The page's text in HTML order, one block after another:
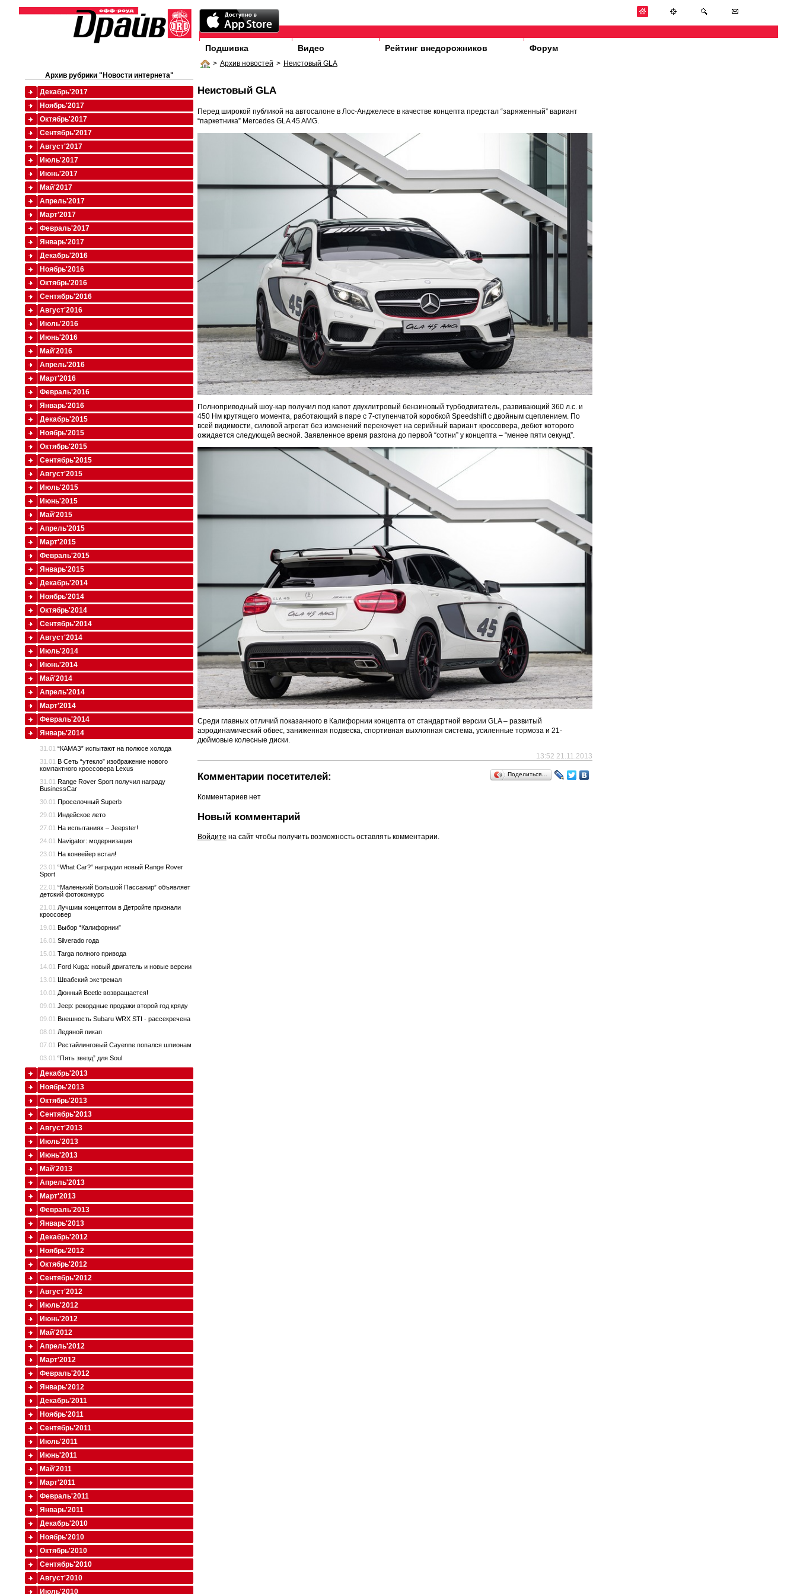
Подшивка Видео Рейтинг внедорожников Форум
> Архив новостей > Неистовый GLA
Неистовый GLA
Перед широкой публикой на автосалоне в Лос-Анджелесе в качестве концепта предстал “заряженный” вариант
“паркетника” Mercedes GLA 45 AMG.
Полноприводный шоу-кар получил под капот двухлитровый бензиновый турбодвигатель, развивающий 360 л.с. и
450 Нм крутящего момента, работающий в паре с 7-ступенчатой коробкой Speedshift с двойным сцеплением. По
всей видимости, силовой агрегат без изменений перекочует на серийный вариант кроссовера, дебют которого
ожидается следующей весной. Заявленное время разгона до первой “сотни” у концепта – “менее пяти секунд”.
Среди главных отличий показанного в Калифорнии концепта от стандартной версии GLA – развитый
аэродинамический обвес, заниженная подвеска, спортивная выхлопная система, усиленные тормоза и 21-
дюймовые колесные диски.
13:52 21.11.2013
Поделиться…
Комментарии посетителей:
Комментариев нет
Новый комментарий
Войдите на сайт чтобы получить возможность оставлять комментарии.
Архив рубрики "Новости интернета"
Декабрь'2017
Ноябрь'2017
Октябрь'2017
Сентябрь'2017
Август'2017
Июль'2017
Июнь'2017
Май'2017
Апрель'2017
Март'2017
Февраль'2017
Январь'2017
Декабрь'2016
Ноябрь'2016
Октябрь'2016
Сентябрь'2016
Август'2016
Июль'2016
Июнь'2016
Май'2016
Апрель'2016
Март'2016
Февраль'2016
Январь'2016
Декабрь'2015
Ноябрь'2015
Октябрь'2015
Сентябрь'2015
Август'2015
Июль'2015
Июнь'2015
Май'2015
Апрель'2015
Март'2015
Февраль'2015
Январь'2015
Декабрь'2014
Ноябрь'2014
Октябрь'2014
Сентябрь'2014
Август'2014
Июль'2014
Июнь'2014
Май'2014
Апрель'2014
Март'2014
Февраль'2014
Январь'2014
31.01 “КАМАЗ” испытают на полюсе холода
31.01 В Сеть “утекло” изображение нового
компактного кроссовера Lexus
31.01 Range Rover Sport получил награду
BusinessCar
30.01 Проселочный Superb
29.01 Индейское лето
27.01 На испытаниях – Jeepster!
24.01 Navigator: модернизация
23.01 На конвейер встал!
23.01 “What Car?” наградил новый Range Rover
Sport
22.01 “Маленький Большой Пассажир” объявляет
детский фотоконкурс
21.01 Лучшим концептом в Детройте признали
кроссовер
19.01 Выбор “Калифорнии”
16.01 Silverado года
15.01 Targa полного привода
14.01 Ford Kuga: новый двигатель и новые версии
13.01 Швабский экстремал
10.01 Дюнный Beetle возвращается!
09.01 Jeep: рекордные продажи второй год кряду
09.01 Внешность Subaru WRX STI - рассекречена
08.01 Ледяной пикап
07.01 Рестайлинговый Cayenne попался шпионам
03.01 “Пять звезд” для Soul
Декабрь'2013
Ноябрь'2013
Октябрь'2013
Сентябрь'2013
Август'2013
Июль'2013
Июнь'2013
Май'2013
Апрель'2013
Март'2013
Февраль'2013
Январь'2013
Декабрь'2012
Ноябрь'2012
Октябрь'2012
Сентябрь'2012
Август'2012
Июль'2012
Июнь'2012
Май'2012
Апрель'2012
Март'2012
Февраль'2012
Январь'2012
Декабрь'2011
Ноябрь'2011
Сентябрь'2011
Июль'2011
Июнь'2011
Май'2011
Март'2011
Февраль'2011
Январь'2011
Декабрь'2010
Ноябрь'2010
Октябрь'2010
Сентябрь'2010
Август'2010
Июль'2010